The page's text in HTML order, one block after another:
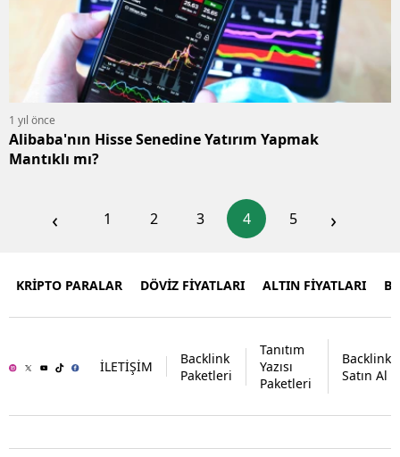
1 yıl önce
Alibaba'nın Hisse Senedine Yatırım Yapmak
Mantıklı mı?
‹ 1 2 3 4 5 ›
KRİPTO PARALAR DÖVİZ FİYATLARI ALTIN FİYATLARI
İLETİŞİM
Backlink
Paketleri
Tanıtım
Yazısı
Paketleri
Backlink
Satın Al